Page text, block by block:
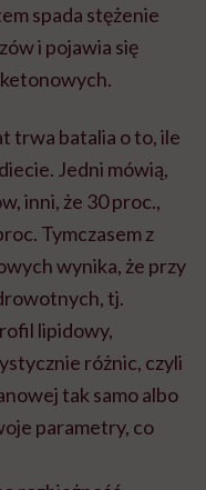
spada stężenie
i pojawia się
trwa batalia o to, ile
Jedni mówią,
inni, że 30 proc.,
Tymczasem z
wynika, że przy
tj.
lipidowy,
różnic, czyli
tak samo albo
parametry, co